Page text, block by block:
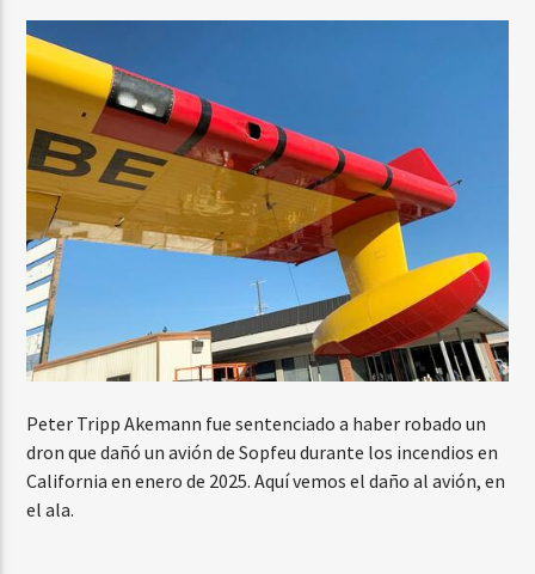
Peter Tripp Akemann fue sentenciado a haber robado un
dron que dañó un avión de Sopfeu durante los incendios en
California en enero de 2025. Aquí vemos el daño al avión, en
el ala.